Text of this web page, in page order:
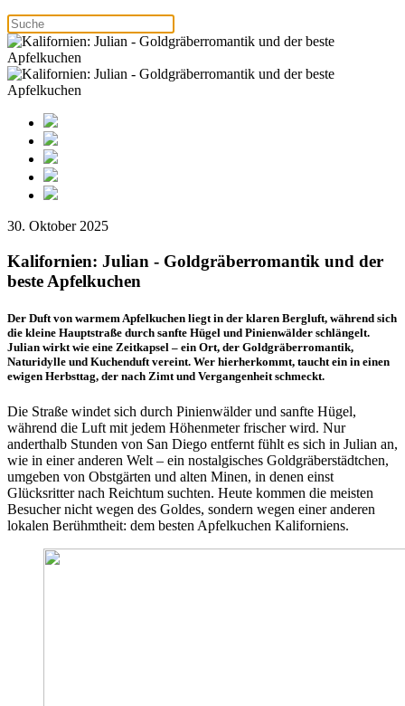
30. Oktober 2025
Kalifornien: Julian - Goldgräberromantik und der
beste Apfelkuchen
Der Duft von warmem Apfelkuchen liegt in der klaren Bergluft, während sich
die kleine Hauptstraße durch sanfte Hügel und Pinienwälder schlängelt.
Julian wirkt wie eine Zeitkapsel – ein Ort, der Goldgräberromantik,
Naturidylle und Kuchenduft vereint. Wer hierherkommt, taucht ein in einen
ewigen Herbsttag, der nach Zimt und Vergangenheit schmeckt.
Die Straße windet sich durch Pinienwälder und sanfte Hügel,
während die Luft mit jedem Höhenmeter frischer wird. Nur
anderthalb Stunden von San Diego entfernt fühlt es sich in Julian an,
wie in einer anderen Welt – ein nostalgisches Goldgräberstädtchen,
umgeben von Obstgärten und alten Minen, in denen einst
Glücksritter nach Reichtum suchten. Heute kommen die meisten
Besucher nicht wegen des Goldes, sondern wegen einer anderen
lokalen Berühmtheit: dem besten Apfelkuchen Kaliforniens.